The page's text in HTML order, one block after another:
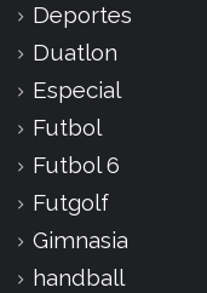
Deportes
Duatlon
Especial
Futbol
Futbol 6
Futgolf
Gimnasia
handball